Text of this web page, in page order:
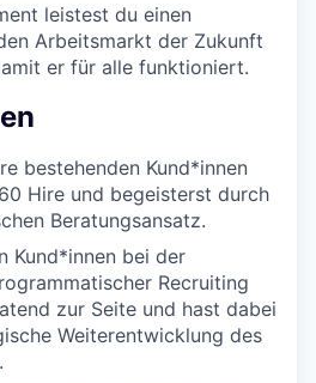
leistest du einen
Arbeitsmarkt der Zukunft
er für alle funktioniert.
bestehenden Kund*innen
Hire und begeisterst durch
Beratungsansatz.
Kund*innen bei der
Recruiting
zur Seite und hast dabei
Weiterentwicklung des